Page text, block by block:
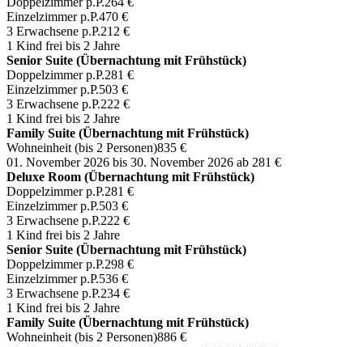
Einzelzimmer p.P.470 €
3 Erwachsene p.P.212 €
1 Kind frei bis 2 Jahre
Senior Suite (Übernachtung mit Frühstück)
Doppelzimmer p.P.281 €
Einzelzimmer p.P.503 €
3 Erwachsene p.P.222 €
1 Kind frei bis 2 Jahre
Family Suite (Übernachtung mit Frühstück)
Wohneinheit (bis 2 Personen)835 €
01. November 2026 bis 30. November 2026 ab 281 €
Deluxe Room (Übernachtung mit Frühstück)
Doppelzimmer p.P.281 €
Einzelzimmer p.P.503 €
3 Erwachsene p.P.222 €
1 Kind frei bis 2 Jahre
Senior Suite (Übernachtung mit Frühstück)
Doppelzimmer p.P.298 €
Einzelzimmer p.P.536 €
3 Erwachsene p.P.234 €
1 Kind frei bis 2 Jahre
Family Suite (Übernachtung mit Frühstück)
Wohneinheit (bis 2 Personen)886 €